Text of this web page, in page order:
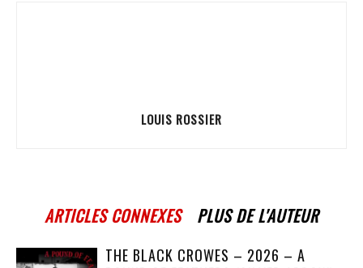
LOUIS ROSSIER
ARTICLES CONNEXES PLUS DE L'AUTEUR
THE BLACK CROWES – 2026 – A